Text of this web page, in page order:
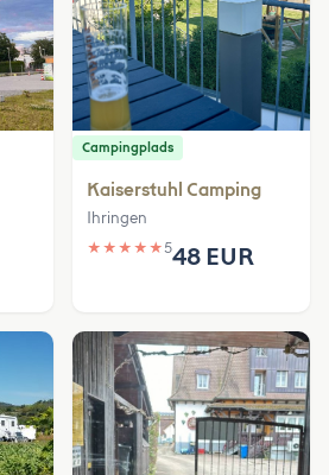
Campingplads
Kaiserstuhl Camping
Ihringen
★ ★ ★ ★ ★548 EUR